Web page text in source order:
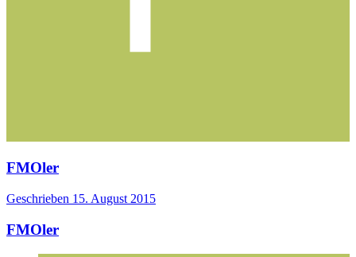
FMOler
Geschrieben 15. August 2015
FMOler